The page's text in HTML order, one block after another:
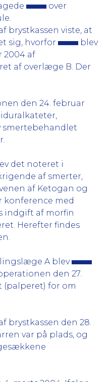
over
brystkassen viste, at
sig, hvorfor
blev
2004 af
af overlæge B. Der
den 24. februar
smertebehandlet
det noteret i
af smerter,
af Ketogan og
konference med
indgift af morfin
Herefter findes
A blev
den 27.
(palperet) for om
brystkassen den 28.
var på plads, og